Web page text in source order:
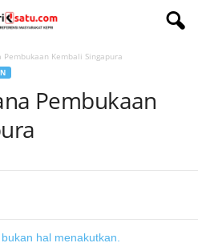
Pembukaan Kembali Singapura
Pembukaan